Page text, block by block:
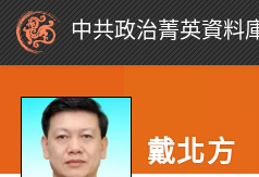
中共政治菁英資料
戴北方